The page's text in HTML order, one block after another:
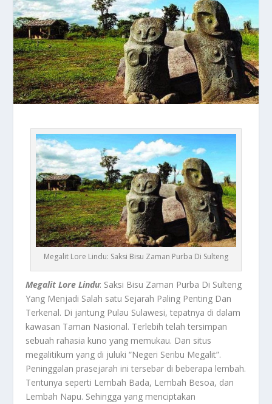
Megalit Lore Lindu: Saksi Bisu Zaman Purba Di Sulteng
Megalit Lore Lindu: Saksi Bisu Zaman Purba Di Sulteng
Yang Menjadi Salah satu Sejarah Paling Penting Dan
Terkenal. Di jantung Pulau Sulawesi, tepatnya di dalam
kawasan Taman Nasional. Terlebih telah tersimpan
sebuah rahasia kuno yang memukau. Dan situs
megalitikum yang di juluki “Negeri Seribu Megalit”.
Peninggalan prasejarah ini tersebar di beberapa lembah.
Tentunya seperti Lembah Bada, Lembah Besoa, dan
Lembah Napu. Sehingga yang menciptakan